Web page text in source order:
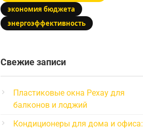
экономия бюджета
энергоэффективность
Свежие записи
Пластиковые окна Рехау для
балконов и лоджий
Кондиционеры для дома и офиса: